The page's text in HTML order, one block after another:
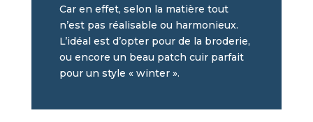
Car en effet, selon la matière tout
n’est pas réalisable ou harmonieux.
L’idéal est d’opter pour de la broderie,
ou encore un beau patch cuir parfait
pour un style « winter ».